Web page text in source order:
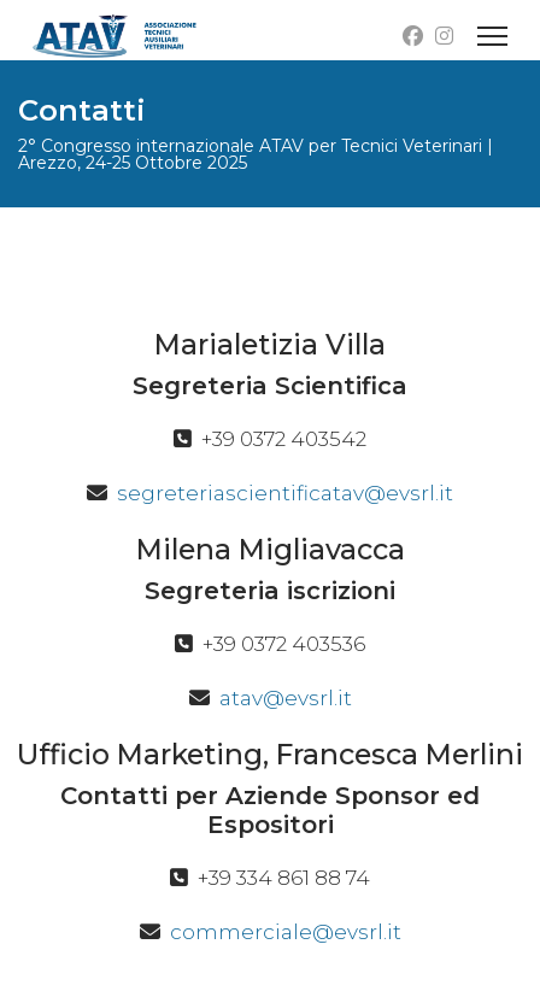
Contatti
2° Congresso internazionale ATAV per Tecnici Veterinari |
Arezzo, 24-25 Ottobre 2025
Marialetizia Villa
Segreteria Scientifica
+39 0372 403542
segreteriascientificatav@evsrl.it
Milena Migliavacca
Segreteria iscrizioni
+39 0372 403536
atav@evsrl.it
Ufficio Marketing, Francesca Merlini
Contatti per Aziende Sponsor ed
Espositori
+39 334 861 88 74
commerciale@evsrl.it